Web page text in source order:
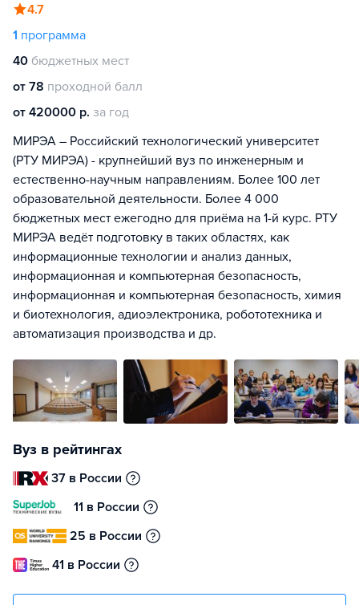
4.7
1 программа
40 бюджетных мест
от 78 проходной балл
от 420000 р. за год
МИРЭА – Российский технологический университет
(РТУ МИРЭА) - крупнейший вуз по инженерным и
естественно-научным направлениям. Более 100 лет
образовательной деятельности. Более 4 000
бюджетных мест ежегодно для приёма на 1-й курс. РТУ
МИРЭА ведёт подготовку в таких областях, как
информационные технологии и анализ данных,
информационная и компьютерная безопасность,
информационная и компьютерная безопасность, химия
и биотехнология, адиоэлектроника, робототехника и
автоматизация производства и др.
Вуз в рейтингах
37 в России
11 в России
25 в России
41 в России